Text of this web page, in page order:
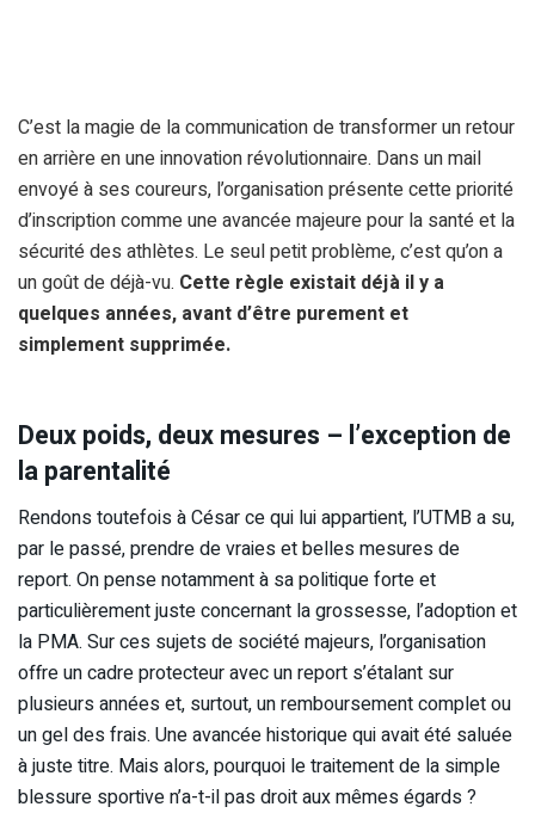
C’est la magie de la communication de transformer un retour
en arrière en une innovation révolutionnaire. Dans un mail
envoyé à ses coureurs, l’organisation présente cette priorité
d’inscription comme une avancée majeure pour la santé et la
sécurité des athlètes. Le seul petit problème, c’est qu’on a
un goût de déjà-vu. Cette règle existait déjà il y a
quelques années, avant d’être purement et
simplement supprimée.
Deux poids, deux mesures – l’exception de
la parentalité
Rendons toutefois à César ce qui lui appartient, l’UTMB a su,
par le passé, prendre de vraies et belles mesures de
report. On pense notamment à sa politique forte et
particulièrement juste concernant la grossesse, l’adoption et
la PMA. Sur ces sujets de société majeurs, l’organisation
offre un cadre protecteur avec un report s’étalant sur
plusieurs années et, surtout, un remboursement complet ou
un gel des frais. Une avancée historique qui avait été saluée
à juste titre. Mais alors, pourquoi le traitement de la simple
blessure sportive n’a-t-il pas droit aux mêmes égards ?